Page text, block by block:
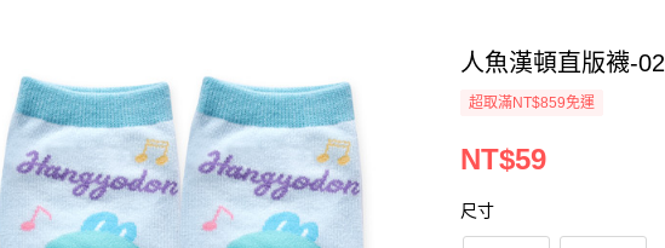
人魚漢頓直版襪-02
超取滿NT$859免運
NT$59
尺寸